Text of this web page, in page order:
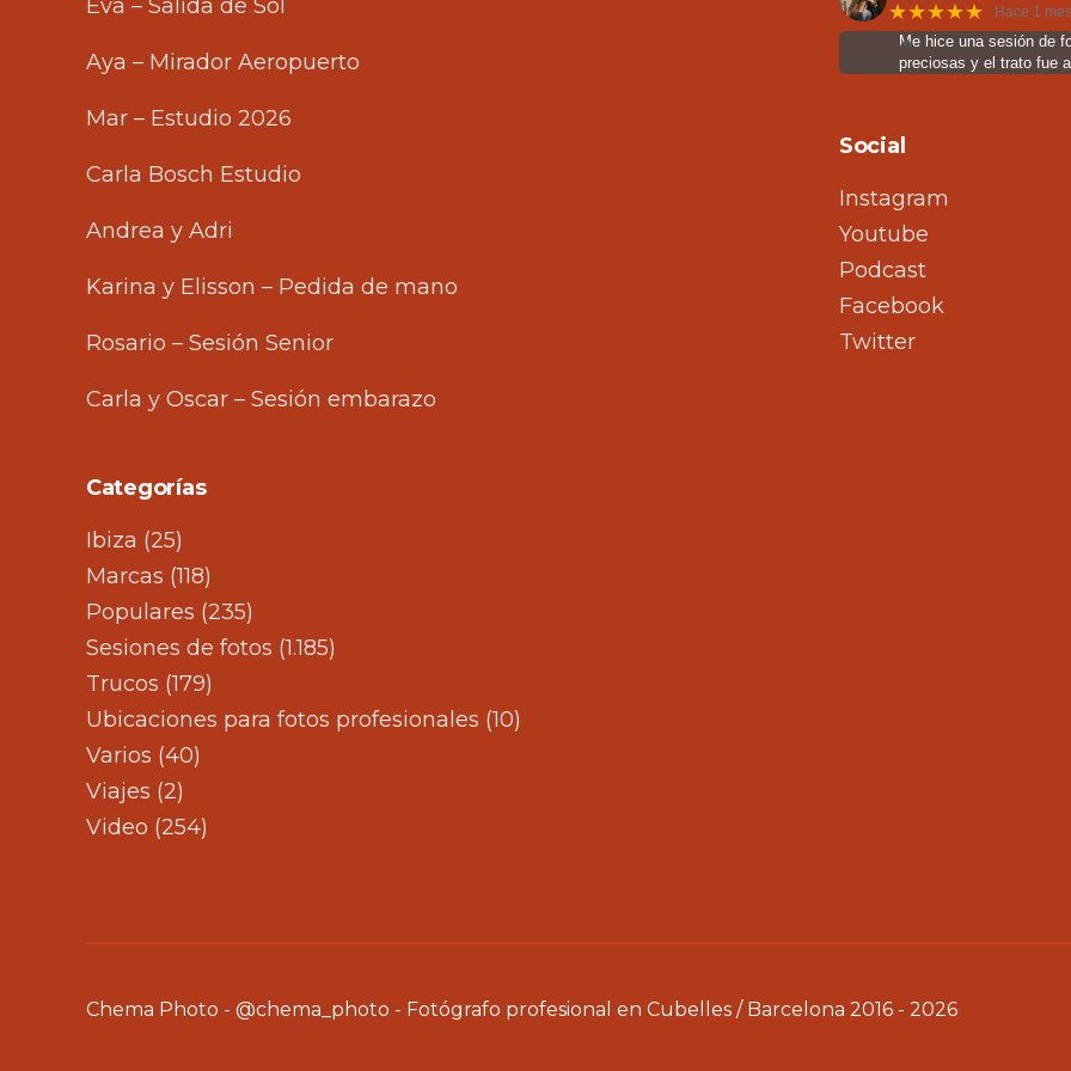
Eva – Salida de Sol
Aya – Mirador Aeropuerto
Mar – Estudio 2026
Carla Bosch Estudio
Andrea y Adri
Karina y Elisson – Pedida de mano
Rosario – Sesión Senior
Carla y Oscar – Sesión embarazo
Categorías
Ibiza (25)
Marcas (118)
Populares (235)
Sesiones de fotos (1.185)
Trucos (179)
Ubicaciones para fotos profesionales (10)
Varios (40)
Viajes (2)
Video (254)
★★★★★ Hace 1 mes
Me hice una sesión de
preciosas y el trato fue
Social
Instagram
Youtube
Podcast
Facebook
Twitter
Chema Photo - @chema_photo - Fotógrafo profesional en Cubelles / Barcelona 2016 - 2026